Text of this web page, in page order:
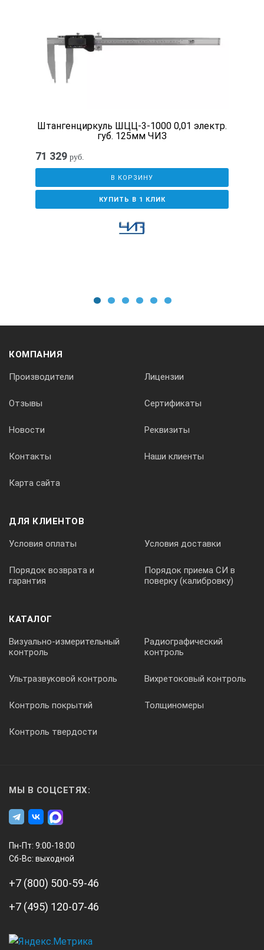
Диапазон
Погрешность
Внутреннее измерение от
с
[мм]
[мм]
[мм]
f
[мм]
552-302-10
0-450
Штангенциркуль ШЦЦ-3-1000 0,01 электр.
губ. 125мм ЧИЗ
71 329 руб.
В КОРЗИНУ
КУПИТЬ В 1 КЛИК
КОМПАНИЯ
Производители Лицензии
Отзывы Сертификаты
Новости Реквизиты
Контакты Наши клиенты
Карта сайта
ДЛЯ КЛИЕНТОВ
Условия оплаты Условия доставки
Порядок возврата и
гарантия
Порядок приема СИ в
поверку (калибровку)
КАТАЛОГ
Визуально-измерительный
контроль
Радиографический
контроль
Ультразвуковой контроль Вихретоковый контроль
Контроль покрытий Толщиномеры
Контроль твердости
МЫ В СОЦСЕТЯХ:
Пн-Пт: 9:00-18:00
Сб-Вс: выходной
+7 (800) 500-59-46
+7 (495) 120-07-46